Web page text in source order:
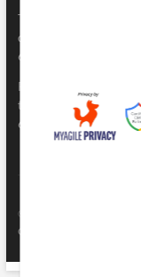
Terrasini 2026: aperte
delle Polizie Locali
6 Agosto 2026
Pescara, comandante
turista colto da malore
6 Agosto 2026
© Copyright 2022. All right
Cookie Policy